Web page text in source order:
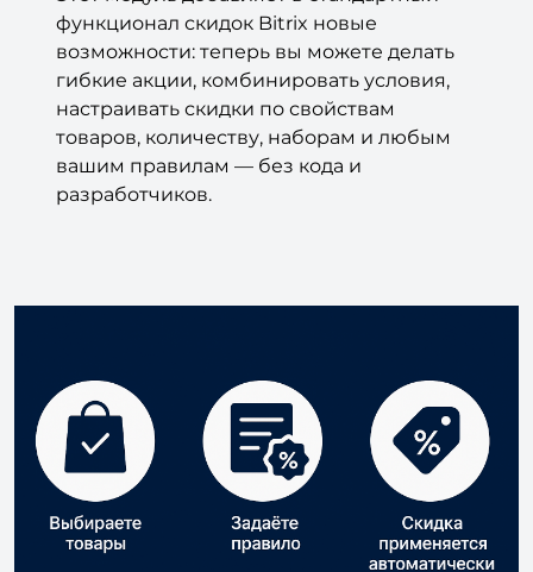
возможности: теперь вы можете делать
гибкие акции, комбинировать условия,
настраивать скидки по свойствам
товаров, количеству, наборам и любым
вашим правилам — без кода и